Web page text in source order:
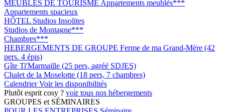
MEUBLÉS DE TOURISME Appartements meublés***
Appartements spacieux
HÔTEL Studios Insolites
Studios de Montagne***
Chambres***
HEBERGEMENTS DE GROUPE Ferme de ma Grand-Mère (42
pers. 4 épis)
Gîte Ti'Marmaille (25 pers, agréé SDJES)
Chalet de la Moselotte (18 pers, 7 chambres)
CalendrierVoir les disponibilités
Plutôt esprit cosy ? voir tous nos hébergements
GROUPES et SÉMINAIRES